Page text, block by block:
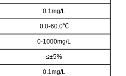
0.1mg/L
0.0-60.0℃
0-1000mg/L
≤±5%
0.1mg/L